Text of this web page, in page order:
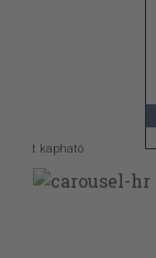
pont kapható